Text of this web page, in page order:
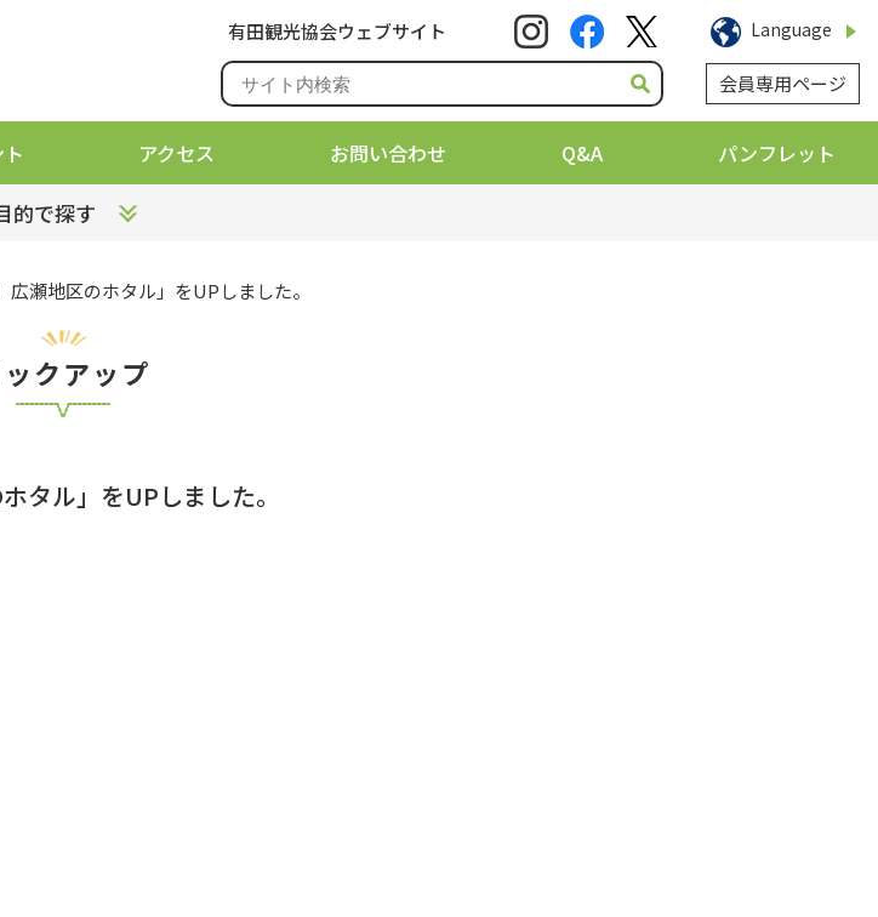
有田観光協会ウェブサイト Language
会員専用ページ
アクセス お問い合わせ Q&A パンフレット
的で探す
瀬地区のホタル」をUPしました。
クアップ
タル」をUPしました。